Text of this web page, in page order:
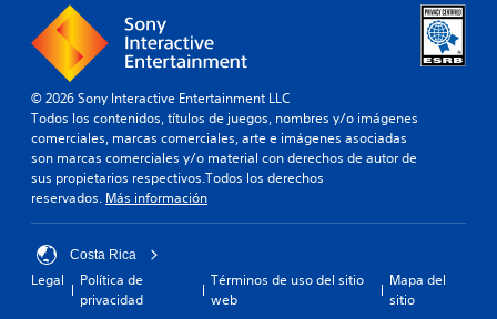
© 2026 Sony Interactive Entertainment LLC
Todos los contenidos, títulos de juegos, nombres y/o imágenes
comerciales, marcas comerciales, arte e imágenes asociadas
son marcas comerciales y/o material con derechos de autor de
sus propietarios respectivos.Todos los derechos
reservados. Más información
Costa Rica
Legal
Política de
privacidad
Términos de uso del sitio
web
Mapa del
sitio